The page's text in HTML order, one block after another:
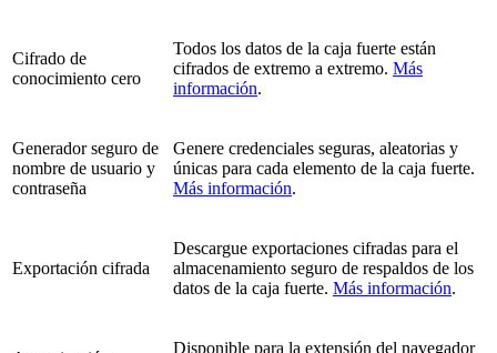
Cifrado de
conocimiento cero
Todos los datos de la caja fuerte están
cifrados de extremo a extremo. Más
información.
Generador seguro de
nombre de usuario y
contraseña
Genere credenciales seguras, aleatorias y
únicas para cada elemento de la caja fuerte.
Más información.
Exportación cifrada
Descargue exportaciones cifradas para el
almacenamiento seguro de respaldos de los
datos de la caja fuerte. Más información.
Disponible para la extensión del navegador